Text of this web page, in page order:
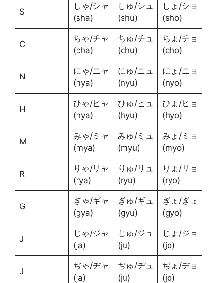
S
しゃ/シャ
(sha)
しゅ/シュ
(shu)
しょ/ショ
(sho)
C
ちゃ/チャ
(cha)
ちゅ/チュ
(chu)
ちょ/チョ
(cho)
N
にゃ/ニャ
(nya)
にゅ/ニュ
(nyu)
にょ/ニョ
(nyo)
H
ひゃ/ヒャ
(hya)
ひゅ/ヒュ
(hyu)
ひょ/ヒョ
(hyo)
M
みゃ/ミャ
(mya)
みゅ/ミュ
(myu)
みょ/ミョ
(myo)
R
りゃ/リャ
(rya)
りゅ/リュ
(ryu)
りょ/リョ
(ryo)
G
ぎゃ/ギャ
(gya)
ぎゅ/ギュ
(gyu)
ぎょ/ぎょ
(gyo)
J
じゃ/ジャ
(ja)
じゅ/ジュ
(ju)
じょ/ジョ
(jo)
J
ぢゃ/ヂャ
(ja)
ぢゅ/ヂュ
(ju)
ぢょ/ヂョ
(jo)